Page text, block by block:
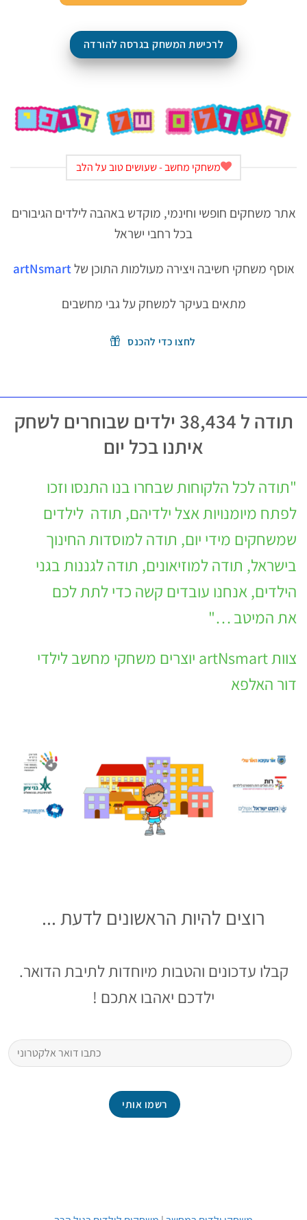
לרכישת המשחק בגרסה להורדה
משחקי מחשב - שעושים טוב על הלב
אתר משחקים חופשי וחינמי, מוקדש באהבה לילדים הגיבורים
בכל רחבי ישראל
אוסף משחקי חשיבה ויצירה מעולמות התוכן שלartNsmart
מתאים בעיקר למשחק על גבי מחשבים
לחצו כדי להכנס
תודה ל 38,434 ילדים שבוחרים לשחק
איתנו בכל יום
"תודה לכל הלקוחות שבחרו בנו התנסו וזכו
לפתח מיומנויות אצל ילדיהם, תודה לילדים
שמשחקים מידי יום, תודה למוסדות החינוך
בישראל, תודה למוזיאונים, תודה לגננות בגני
הילדים, אנחנו עובדים קשה כדי לתת לכם
את המיטב …"
צוות artNsmart יוצרים משחקי מחשב לילדי
דור האלפא
רוצים להיות הראשונים לדעת ...
קבלו עדכונים והטבות מיוחדות לתיבת הדואר.
ילדכם יאהבו אתכם !